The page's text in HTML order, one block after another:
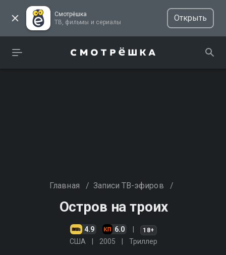
Смотрёшка
ТВ, фильмы и сериалы
Открыть
Главная / Записи ТВ-эфиров /
Остров на троих
4.9 6.0 18+
США 2005 Триллер